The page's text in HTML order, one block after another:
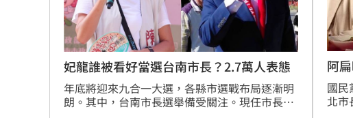
妃龍誰被看好當選台南市長？2.7萬人表態
年底將迎來九合一大選，各縣市選戰布局逐漸明
朗。其中，台南市長選舉備受關注。現任市長黃
阿
國民
北市